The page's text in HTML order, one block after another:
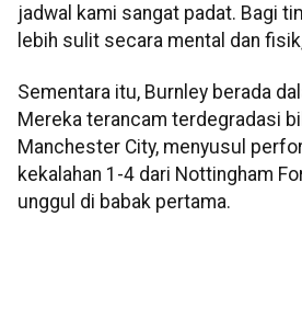
jadwal kami sangat padat. Bagi
lebih sulit secara mental dan
Sementara itu, Burnley berada
Mereka terancam terdegradasi
Manchester City, menyusul
kekalahan 1-4 dari Nottingham
unggul di babak pertama.